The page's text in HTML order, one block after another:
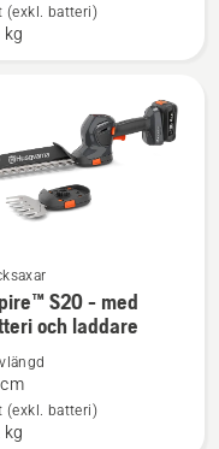
(exkl. batteri)
kg
S20 - med
och laddare
(exkl. batteri)
kg